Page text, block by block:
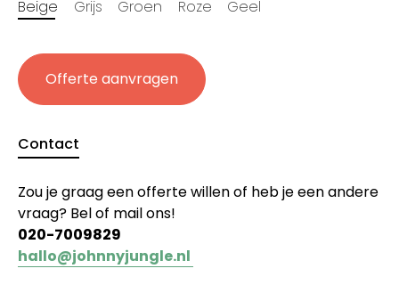
Beige
Grijs Groen Roze Geel
Offerte aanvragen
Contact
Zou je graag een offerte willen of heb je een andere
vraag? Bel of mail ons!
020-7009829
hallo@johnnyjungle.nl